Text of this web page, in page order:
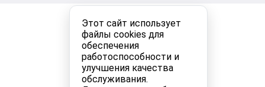
Этот сайт использует
файлы cookies для
обеспечения
работоспособности и
улучшения качества
обслуживания.